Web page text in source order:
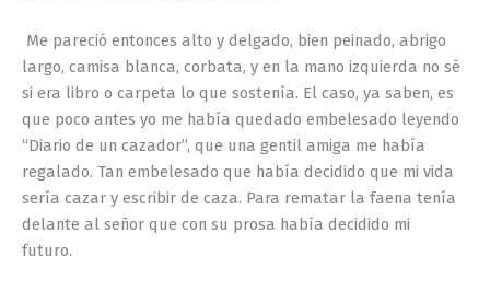
Me pareció entonces alto y delgado, bien peinado, abrigo
largo, camisa blanca, corbata, y en la mano izquierda no sé
si era libro o carpeta lo que sostenía. El caso, ya saben, es
que poco antes yo me había quedado embelesado leyendo
“Diario de un cazador”, que una gentil amiga me había
regalado. Tan embelesado que había decidido que mi vida
sería cazar y escribir de caza. Para rematar la faena tenía
delante al señor que con su prosa había decidido mi
futuro.